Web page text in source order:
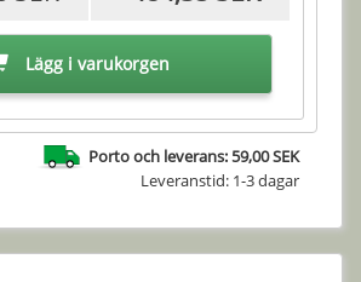
Lägg i varukorgen
Porto och leverans: 59,00 SEK
Leveranstid: 1-3 dagar